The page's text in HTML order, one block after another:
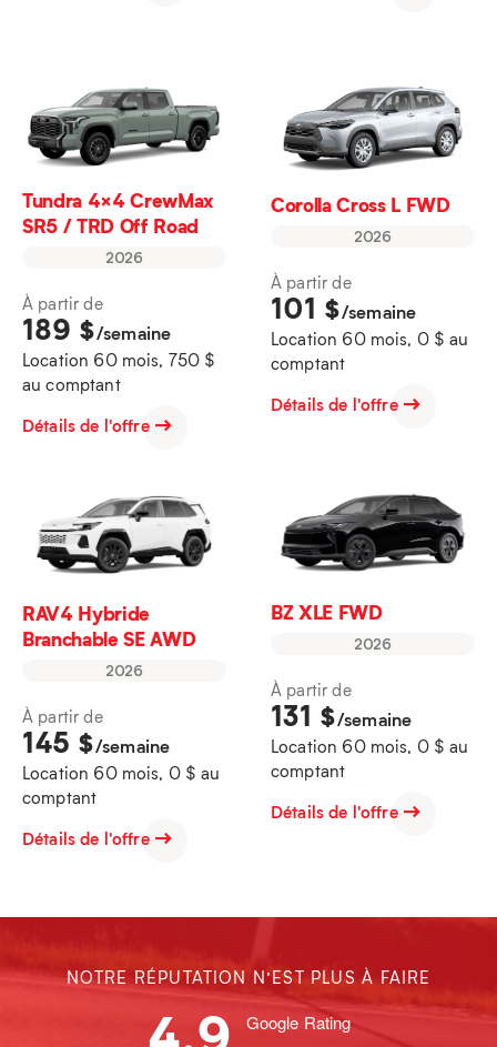
Tundra 4×4 CrewMax
SR5 / TRD Off Road
2026
À partir de
189 $/semaine
Location 60 mois, 750 $
au comptant
Détails de l'offre
Corolla Cross L FWD
2026
À partir de
101 $/semaine
Location 60 mois, 0 $ au
comptant
Détails de l'offre
RAV4 Hybride
Branchable SE AWD
2026
À partir de
145 $/semaine
Location 60 mois, 0 $ au
comptant
Détails de l'offre
BZ XLE FWD
2026
À partir de
131 $/semaine
Location 60 mois, 0 $ au
comptant
Détails de l'offre
NOTRE RÉPUTATION N’EST PLUS À FAIRE
Google Rating
4.9